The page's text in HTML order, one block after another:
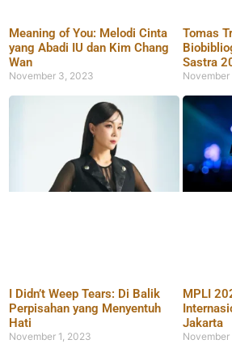
Meaning of You: Melodi Cinta
yang Abadi IU dan Kim Chang
Wan
November 3, 2023
Tomas
Sastra
I Didn’t Weep Tears: Di Balik
Perpisahan yang Menyentuh
Hati
November 1, 2023
MPLI
Jakarta
November